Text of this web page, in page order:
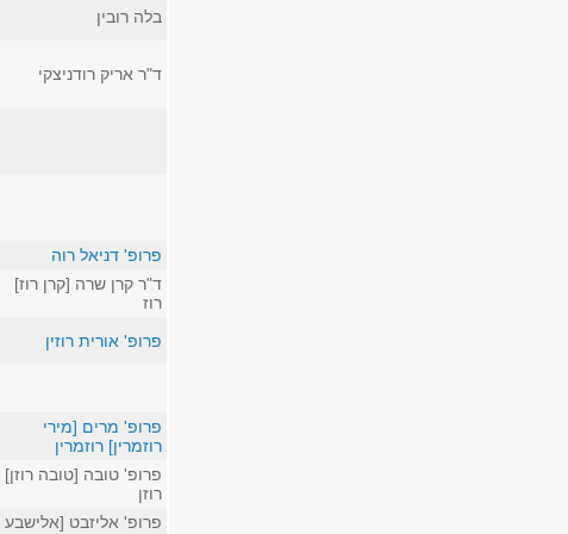
בלה רובין
ד"ר אריק רודניצקי
פרופ' דניאל רוה
ד"ר קרן שרה [קרן רוז]
רוז
פרופ' אורית רוזין
פרופ' מרים [מירי
רוזמרין] רוזמרין
פרופ' טובה [טובה רוזן]
רוזן
פרופ' אליזבט [אלישבע